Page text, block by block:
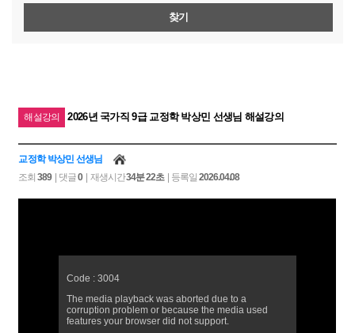
찾기
해설강의 2026년 국가직 9급 교정학 박상민 선생님 해설강의
교정학 박상민 선생님
조회389| 댓글0| 재생시간34분 22초| 등록일2026.04.08